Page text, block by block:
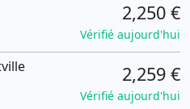
2,250 €
Vérifié aujourd'hui
2,259 €
Vérifié aujourd'hui